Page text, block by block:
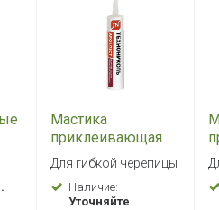
Мастика
приклеивающая
ТН №23 (Фиксер)
Картридж 0,4 кг,
310 мл
Для гибкой черепицы
Наличие:
Уточняйте